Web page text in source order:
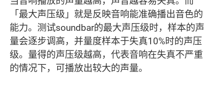
「最大声压级」就是反映音响能准确播出音色的
能力。测试soundbar的最大声压级时，样本的声
量会逐步调高，并量度样本于失真10%时的声压
级。量得的声压级越高，代表音响在失真不严重
的情况下，可播放出较大的声量。